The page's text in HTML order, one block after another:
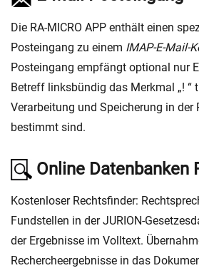
Die RA-MICRO APP enthält einen
Posteingang zu einem IMAP-E-Mail-
Posteingang empfängt optional nur
Betreff linksbündig das Merkmal „! “
Verarbeitung und Speicherung in der
bestimmt sind.
Online Datenbanken
Kostenloser Rechtsfinder:
Fundstellen in der JURION-
der Ergebnisse im Volltext.
Rechercheergebnisse in das